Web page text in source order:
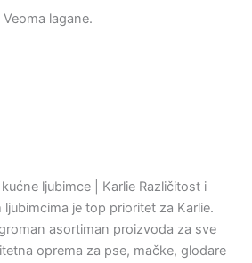
lagane.
ljubimce | Karlie Različitost i
je top prioritet za Karlie.
asortiman proizvoda za sve
oprema za pse, mačke, glodare